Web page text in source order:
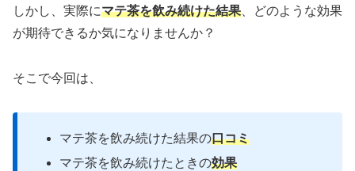
しかし、実際にマテ茶を飲み続けた結果 、どのような効果
が期待できるか気になりませんか？
そこで今回は、
マテ茶を飲み続けた結果の口コミ
マテ茶を飲み続けたときの効果